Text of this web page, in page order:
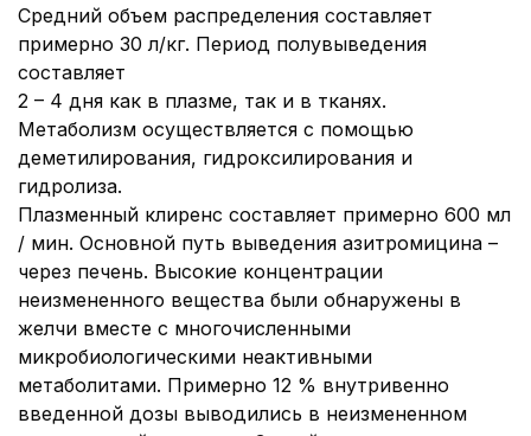
Средний объем распределения составляет
примерно 30 л/кг. Период полувыведения
составляет
2 – 4 дня как в плазме, так и в тканях.
Метаболизм осуществляется с помощью
деметилирования, гидроксилирования и
гидролиза.
Плазменный клиренс составляет примерно 600 мл
/ мин. Основной путь выведения азитромицина –
через печень. Высокие концентрации
неизмененного вещества были обнаружены в
желчи вместе с многочисленными
микробиологическими неактивными
метаболитами. Примерно 12 % внутривенно
введенной дозы выводились в неизмененном